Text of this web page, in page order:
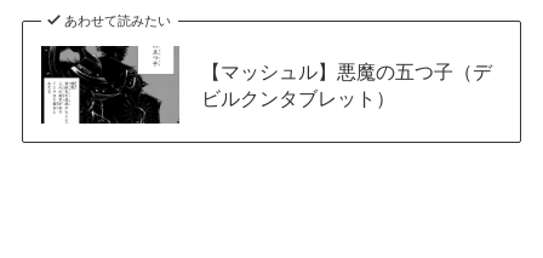
あわせて読みたい
【マッシュル】悪魔の五つ子（デ
ビルクンタブレット）